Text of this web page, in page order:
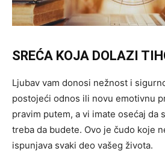
SREĆA KOJA DOLAZI
Ljubav vam donosi nežnost i
postojeći odnos ili novu emotivnu
pravim putem, a vi imate osećaj da
treba da budete. Ovo je čudo koje
ispunjava svaki deo vašeg života.